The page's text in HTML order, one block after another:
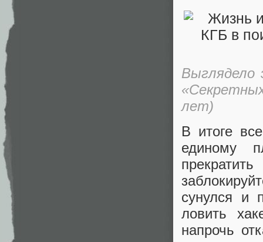
Выглядело
лет)
В итоге
единому
сунулся и
ловить
напрочь